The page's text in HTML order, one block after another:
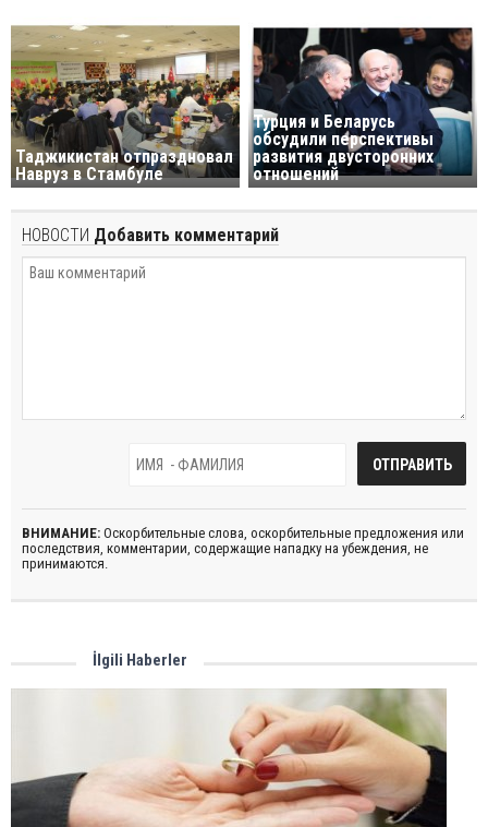
Таджикистан отпраздновал
Навруз в Стамбуле
Турция и Беларусь
обсудили перспективы
развития двусторонних
отношений
НОВОСТИ Добавить комментарий
ВНИМАНИЕ: Оскорбительные слова, оскорбительные предложения или
последствия, комментарии, содержащие нападку на убеждения, не
принимаются.
İlgili Haberler